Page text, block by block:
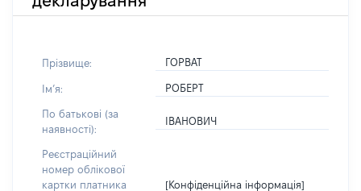
Прізвище: ГОРВАТ
Імʼя: РОБЕРТ
По батькові (за
наявності):
ІВАНОВИЧ
Реєстраційний
номер облікової
картки платника
[Конфіденційна інформація]